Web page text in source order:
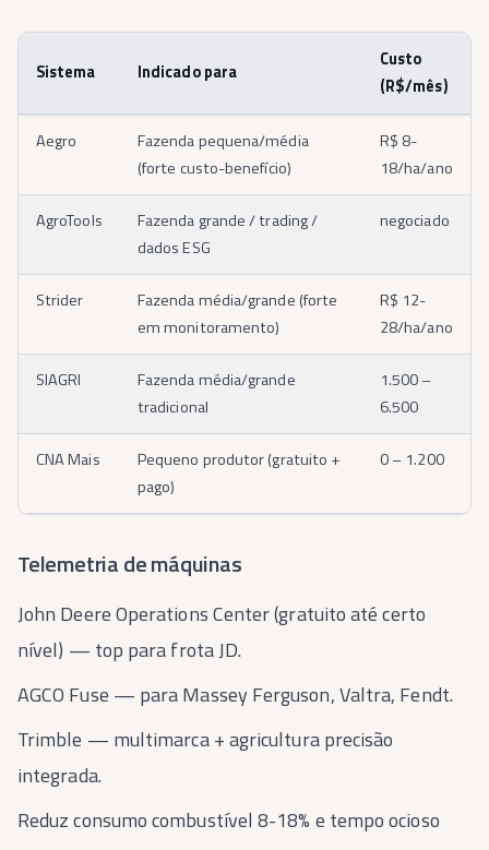
Sistema Indicado para
Custo
(R$/mês)
Aegro
Fazenda pequena/média
(forte custo-benefício)
R$ 8-
18/ha/ano
AgroTools
Fazenda grande / trading /
dados ESG
negociado
Strider
Fazenda média/grande (forte
em monitoramento)
R$ 12-
28/ha/ano
SIAGRI
Fazenda média/grande
tradicional
1.500 –
6.500
CNA Mais
Pequeno produtor (gratuito +
pago)
0 – 1.200
Telemetria de máquinas
John Deere Operations Center (gratuito até certo
nível) — top para frota JD.
AGCO Fuse — para Massey Ferguson, Valtra, Fendt.
Trimble — multimarca + agricultura precisão
integrada.
Reduz consumo combustível 8-18% e tempo ocioso